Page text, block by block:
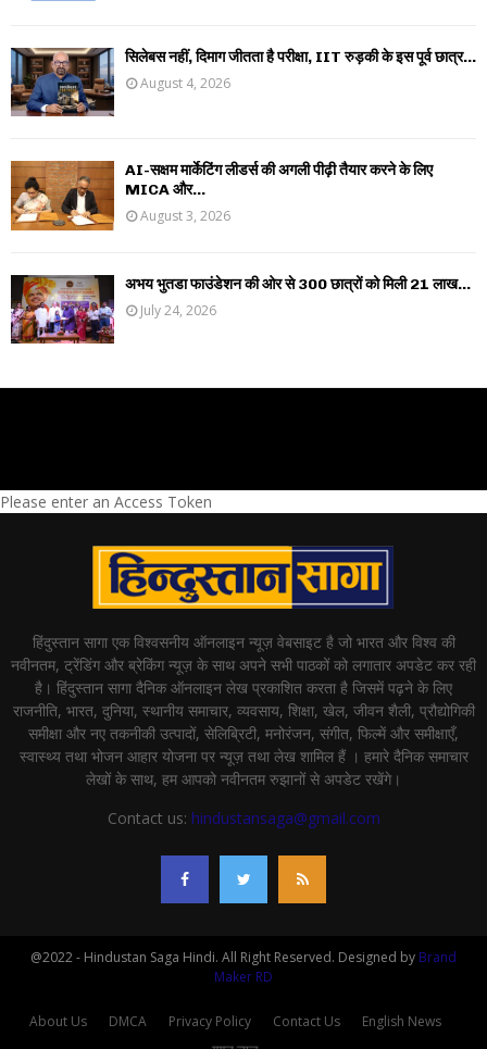
सिलेबस नहीं, दिमाग जीतता है परीक्षा, IIT रुड़की के इस पूर्व छात्र...
August 4, 2026
AI-सक्षम मार्केटिंग लीडर्स की अगली पीढ़ी तैयार करने के लिए
MICA और...
August 3, 2026
अभय भुतडा फाउंडेशन की ओर से 300 छात्रों को मिली 21 लाख...
July 24, 2026
Please enter an Access Token
हिंदुस्तान सागा एक विश्वसनीय ऑनलाइन न्यूज़ वेबसाइट है जो भारत और विश्व की
नवीनतम, ट्रेंडिंग और ब्रेकिंग न्यूज़ के साथ अपने सभी पाठकों को लगातार अपडेट कर रही
है। हिंदुस्तान सागा दैनिक ऑनलाइन लेख प्रकाशित करता है जिसमें पढ़ने के लिए
राजनीति, भारत, दुनिया, स्थानीय समाचार, व्यवसाय, शिक्षा, खेल, जीवन शैली, प्रौद्योगिकी
समीक्षा और नए तकनीकी उत्पादों, सेलिब्रिटी, मनोरंजन, संगीत, फिल्में और समीक्षाएँ,
स्वास्थ्य तथा भोजन आहार योजना पर न्यूज़ तथा लेख शामिल हैं । हमारे दैनिक समाचार
लेखों के साथ, हम आपको नवीनतम रुझानों से अपडेट रखेंगे।
Contact us: hindustansaga@gmail.com
@2022 - Hindustan Saga Hindi. All Right Reserved. Designed by Brand
Maker RD
About Us DMCA Privacy Policy Contact Us
English News